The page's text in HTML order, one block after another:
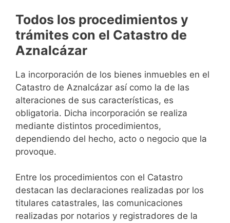
Todos los procedimientos y
trámites con el Catastro de
Aznalcázar
La incorporación de los bienes inmuebles en el
Catastro de Aznalcázar así como la de las
alteraciones de sus características, es
obligatoria. Dicha incorporación se realiza
mediante distintos procedimientos,
dependiendo del hecho, acto o negocio que la
provoque.
Entre los procedimientos con el Catastro
destacan las declaraciones realizadas por los
titulares catastrales, las comunicaciones
realizadas por notarios y registradores de la